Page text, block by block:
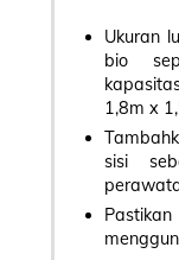
Ukuran
bio
1,8m x
sisi